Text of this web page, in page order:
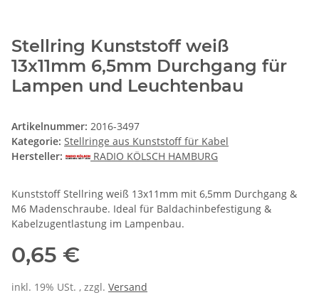
Stellring Kunststoff weiß
13x11mm 6,5mm Durchgang für
Lampen und Leuchtenbau
Artikelnummer: 2016-3497
Kategorie: Stellringe aus Kunststoff für Kabel
Hersteller:
RADIO KÖLSCH HAMBURG
Kunststoff Stellring weiß 13x11mm mit 6,5mm Durchgang &
M6 Madenschraube. Ideal für Baldachinbefestigung &
Kabelzugentlastung im Lampenbau.
0,65 €
inkl. 19% USt. , zzgl. Versand